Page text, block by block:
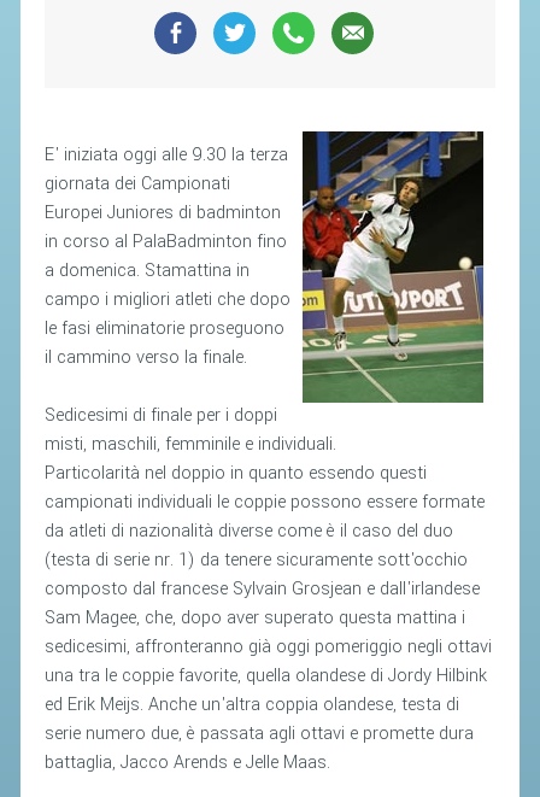
E' iniziata oggi alle 9.30 la terza
giornata dei Campionati
Europei Juniores di badminton
in corso al PalaBadminton fino
a domenica. Stamattina in
campo i migliori atleti che dopo
le fasi eliminatorie proseguono
il cammino verso la finale.
Sedicesimi di finale per i doppi
misti, maschili, femminile e individuali.
Particolarità nel doppio in quanto essendo questi
campionati individuali le coppie possono essere formate
da atleti di nazionalità diverse come è il caso del duo
(testa di serie nr. 1) da tenere sicuramente sott'occhio
composto dal francese Sylvain Grosjean e dall'irlandese
Sam Magee, che, dopo aver superato questa mattina i
sedicesimi, affronteranno già oggi pomeriggio negli ottavi
una tra le coppie favorite, quella olandese di Jordy Hilbink
ed Erik Meijs. Anche un'altra coppia olandese, testa di
serie numero due, è passata agli ottavi e promette dura
battaglia, Jacco Arends e Jelle Maas.
SEGRETERIA FEDERALE
CONTATTI
RESPONSABILITÀ SOCIALE
SAFEGUARDING
RICHIESTA PATROCINIO
GIUSTIZIA FEDERALE
REGOLAMENTI
PROVVEDIMENTI
ORGANI DI GIUSTIZIA FEDERALE
MAGLIA AZZURRA
STAFF TECNICO
CTF – PALABADMINTON
ATLETI D'INTERESSE NAZIONALE
SCHEDE ATLETI
VOLA CON NOI